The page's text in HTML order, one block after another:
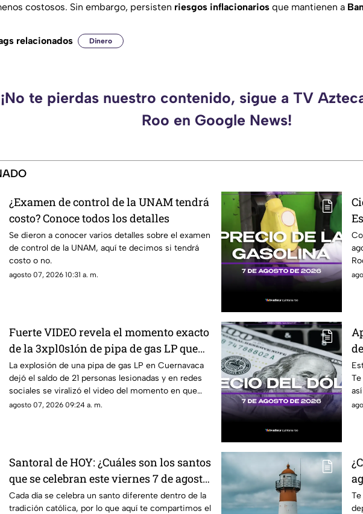
costosos. Sin embargo, persisten riesgos inflacionarios que mantienen a
relacionados Dinero
¡No te pierdas nuestro contenido, sigue a TV
Roo en Google News!
¿Examen de control de la UNAM tendrá
costo? Conoce todos los detalles
Se dieron a conocer varios detalles sobre el examen
de control de la UNAM, aquí te decimos si tendrá
costo o no.
agosto 07, 2026 10:31 a. m.
Fuerte VIDEO revela el momento exacto
de la 3xpl0s1ón de pipa de gas LP que
dejó a 21 personas l3s10n4d4s: Esto se
sabe sobre lo ocurrido en Cuernavaca
La explosión de una pipa de gas LP en Cuernavaca
dejó el saldo de 21 personas lesionadas y en redes
sociales se viralizó el video del momento en que
ocurrió.
agosto 07, 2026 09:24 a. m.
Santoral de HOY: ¿Cuáles son los santos
que se celebran este viernes 7 de agosto
de 2026?
Cada día se celebra un santo diferente dentro de la
tradición católica, por lo que aquí te compartimos el